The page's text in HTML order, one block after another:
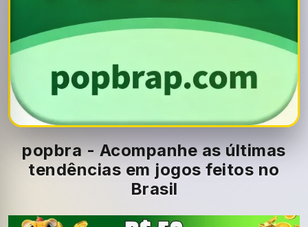
popbra - Acompanhe as últimas
tendências em jogos feitos no
Brasil